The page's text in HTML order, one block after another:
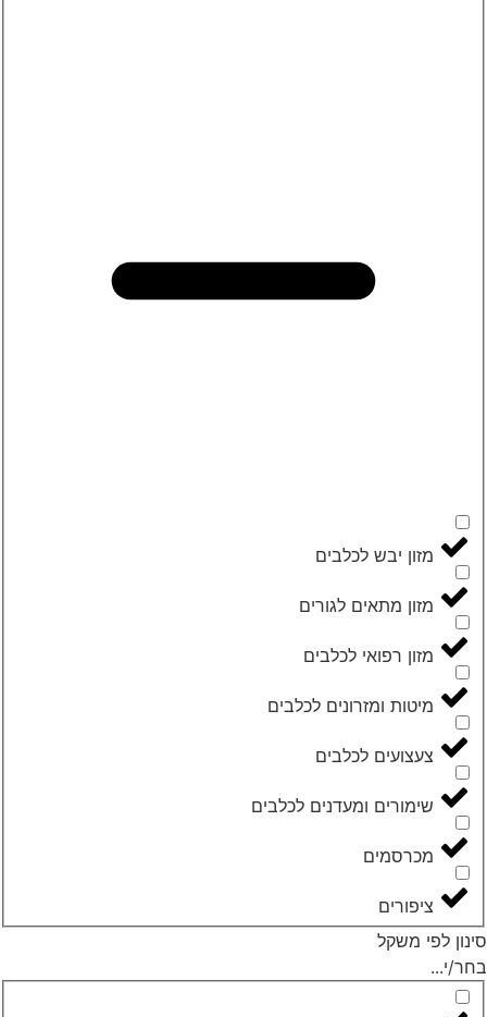
מזון יבש לכלבים
מזון מתאים לגורים
מזון רפואי לכלבים
מיטות ומזרונים לכלבים
צעצועים לכלבים
שימורים ומעדנים לכלבים
מכרסמים
ציפורים
לפי משקל
י...